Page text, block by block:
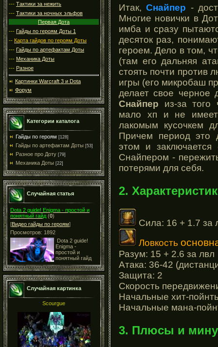
--- Тактики за нежить
--- Тактики за ночных эльфов
Первая Дота
--- Гайды по героям Доты 1
-- Карта гайдов по героям Доты
--- Гайды по артефактам Доты
--- Механика Доты
--- Разное
Картинки Warcraft 3 и Dota
Форум
Категории каталога
Гайды по героям [128]
Гайды по артефактам Доты [53]
Разное про Доту [79]
Механика Доты [22]
Случайная статья
Dota 2 guide! Enigma - простой и
понятный гайд (0)
[Видео гайды по героям]
Просмотров: 1892
Dota 2 guide!
Enigma -
простой и
понятный гайд
Случайная картинка
Scourgue
Итак,Снайпер -
Многие новички в
имба и сразу
десяток раз,
героем. Дело в том,
(там его дальняя
стоять почти против
игры (его микробаш
делает свое черное
Снайпер из-за того
мало хп и не имеет
лакомым кусочкем
Причем период это
этом и заключается
Снайпером -
потерями для себя.
2.
Сила: 16 + 1.7 за
Ловкость
Разум: 15 + 2.6 за лвл
Атака: 36-42
Защита: 2
Скорость
Начальные хит-
Начальные мана-
3. Плюсы и